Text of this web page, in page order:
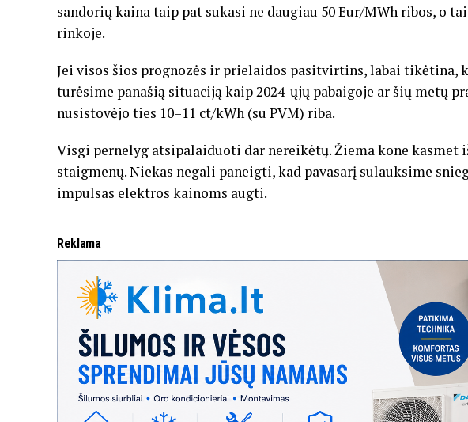
sandorių kaina taip pat sukasi ne daugiau 50 Eur/MWh ribos, o
rinkoje.
Jei visos šios prognozės ir prielaidos pasitvirtins, labai tikėtina,
turėsime panašią situaciją kaip 2024-ųjų pabaigoje ar šių metų
nusistovėjo ties 10–11 ct/kWh (su PVM) riba.
Visgi pernelyg atsipalaiduoti dar nereikėtų. Žiema kone
staigmenų. Niekas negali paneigti, kad pavasarį sulauksime
impulsas elektros kainoms augti.
Reklama